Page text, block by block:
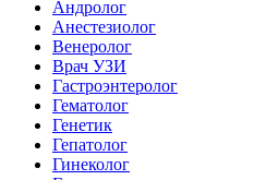
Андролог
Анестезиолог
Венеролог
Врач УЗИ
Гастроэнтеролог
Гематолог
Генетик
Гепатолог
Гинеколог